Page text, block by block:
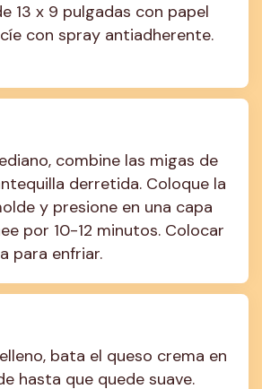
13 x 9 pulgadas con papel
con spray antiadherente.
combine las migas de
derretida. Coloque la
y presione en una capa
por 10-12 minutos. Colocar
para enfriar.
bata el queso crema en
hasta que quede suave.